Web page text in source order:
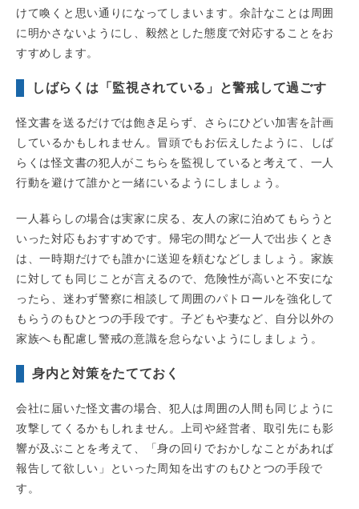
けて喚くと思い通りになってしまいます。余計なことは周囲
に明かさないようにし、毅然とした態度で対応することをお
すすめします。
しばらくは「監視されている」と警戒して過ごす
怪文書を送るだけでは飽き足らず、さらにひどい加害を計画
しているかもしれません。冒頭でもお伝えしたように、しば
らくは怪文書の犯人がこちらを監視していると考えて、一人
行動を避けて誰かと一緒にいるようにしましょう。
一人暮らしの場合は実家に戻る、友人の家に泊めてもらうと
いった対応もおすすめです。帰宅の間など一人で出歩くとき
は、一時期だけでも誰かに送迎を頼むなどしましょう。家族
に対しても同じことが言えるので、危険性が高いと不安にな
ったら、迷わず警察に相談して周囲のパトロールを強化して
もらうのもひとつの手段です。子どもや妻など、自分以外の
家族へも配慮し警戒の意識を怠らないようにしましょう。
身内と対策をたてておく
会社に届いた怪文書の場合、犯人は周囲の人間も同じように
攻撃してくるかもしれません。上司や経営者、取引先にも影
響が及ぶことを考えて、「身の回りでおかしなことがあれば
報告して欲しい」といった周知を出すのもひとつの手段で
す。